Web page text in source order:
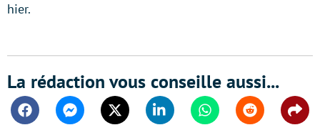
hier.
La rédaction vous conseille aussi...
FacebookMessengerTwitter Linkedin WhatsappReddit